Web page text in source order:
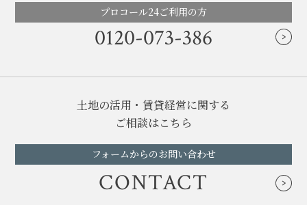
プロコール24ご利用の方
0120-073-386
土地の活用・賃貸経営に関する
ご相談はこちら
フォームからのお問い合わせ
CONTACT